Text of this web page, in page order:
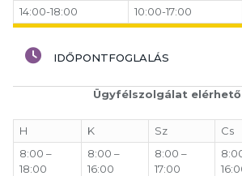
14:00-18:00 10:00-17:00
IDŐPONTFOGLALÁS
Ügyfélszolgálat
H K Sz Cs
8:00 –
18:00
8:00 –
16:00
8:00 –
17:00